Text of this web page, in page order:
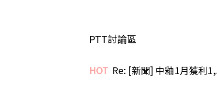
PTT討論區
HOT Re: [新聞] 中釉1月獲利